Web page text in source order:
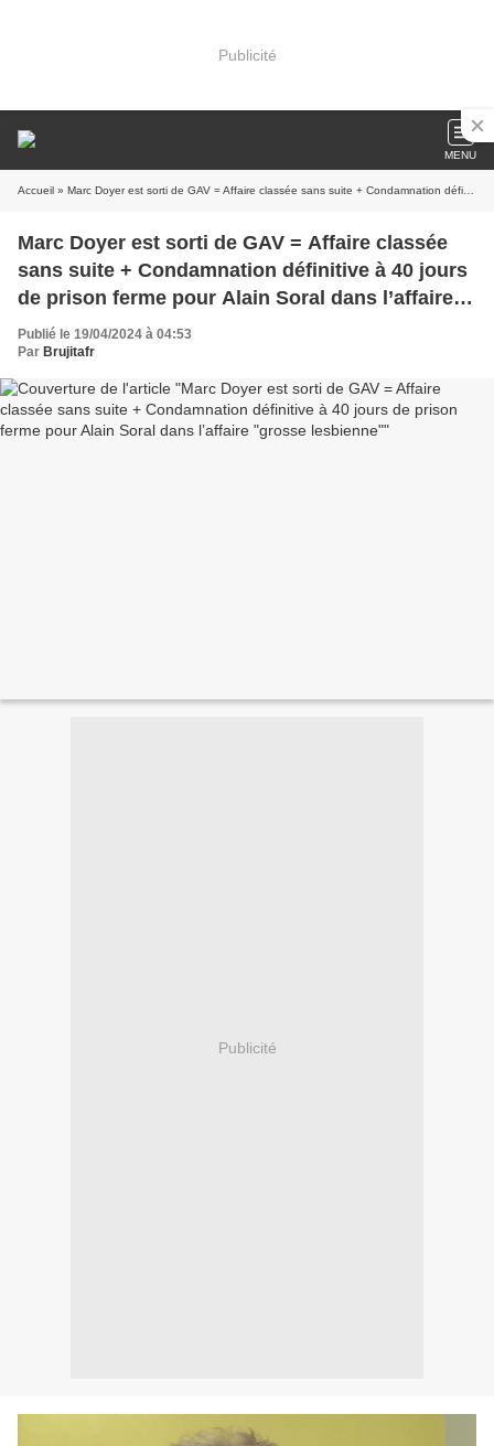
Publicité
MENU
Accueil » Marc Doyer est sorti de GAV = Affaire classée sans suite + Condamnation définitive à 40 jours de prison ferme pour Alain Soral dans l’affaire "grosse lesbienne"
Marc Doyer est sorti de GAV = Affaire classée
sans suite + Condamnation définitive à 40 jours
de prison ferme pour Alain Soral dans l’affaire
"grosse lesbienne"
Publié le 19/04/2024 à 04:53
Par Brujitafr
Publicité